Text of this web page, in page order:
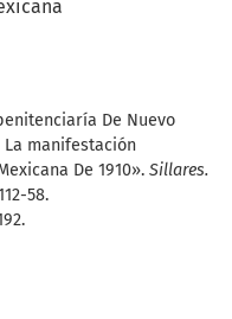
De Nuevo
manifestación
De 1910». Sillares.
58.